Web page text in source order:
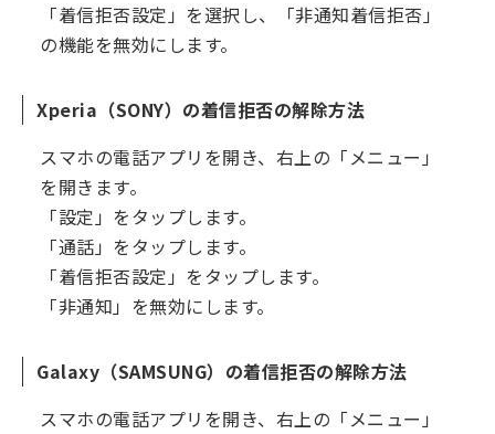
「着信拒否設定」を選択し、「非通知着信拒否」
の機能を無効にします。
Xperia（SONY）の着信拒否の解除方法
スマホの電話アプリを開き、右上の「メニュー」
を開きます。
「設定」をタップします。
「通話」をタップします。
「着信拒否設定」をタップします。
「非通知」を無効にします。
Galaxy（SAMSUNG）の着信拒否の解除方法
スマホの電話アプリを開き、右上の「メニュー」